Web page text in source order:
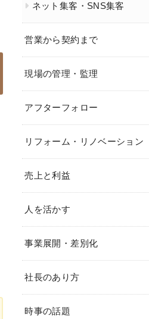
ネット集客・SNS集客
営業から契約まで
現場の管理・監理
アフターフォロー
リフォーム・リノベーション
売上と利益
人を活かす
事業展開・差別化
社長のあり方
時事の話題